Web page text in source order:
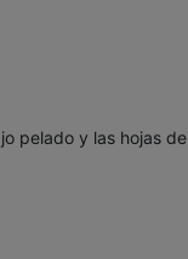
pelado y las hojas de